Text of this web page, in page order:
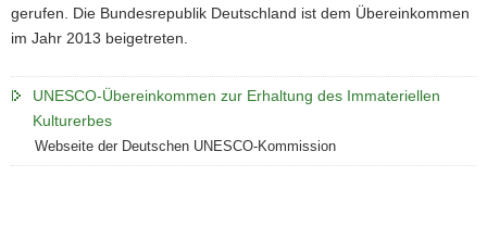
d
e
gerufen. Die Bundesrepublik Deutschland ist dem Übereinkommen
im Jahr 2013 beigetreten.
UNESCO-Übereinkommen zur Erhaltung des Immateriellen
Kulturerbes
Webseite der Deutschen UNESCO-Kommission